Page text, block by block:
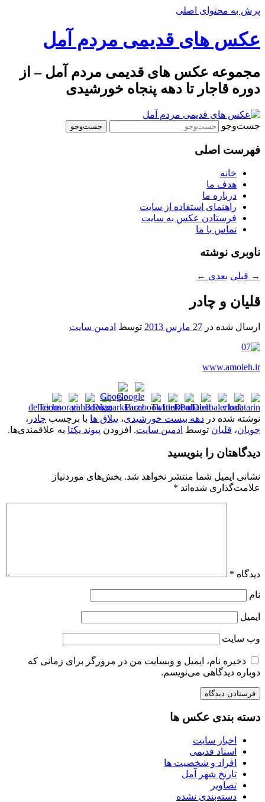
پرش به محتوای اصلی
عکس های قدیمی مردم آمل
مجموعه عکس های قدیمی مردم آمل – از
دوره قاجار تا دهه پنجاه خورشیدی
جست‌وجو
فهرست اصلی
خانه
هدف ما
درباره ما
راهنمای استفاده از سایت
فرستادن عکس به سایت
تماس با ما
ناوبری نوشته
→ قبلی بعدی ←
قلیان و چادر
ارسال شده در 27 مارس 2013 توسط ادمین سایت
www.amoleh.ir
نوشته شده در دهه بیست خورشیدی، ییلاق ها با برچسب چادر ،
چوپان، قلیان توسط ادمین سایت. افزودن پیوند یکتا به علاقمندی‌ها.
دیدگاهتان را بنویسید
نشانی ایمیل شما منتشر نخواهد شد. بخش‌های موردنیاز
علامت‌گذاری شده‌اند *
دیدگاه *
نام
ایمیل
وب‌ سایت
ذخیره نام، ایمیل و وبسایت من در مرورگر برای زمانی که
دوباره دیدگاهی می‌نویسم.
دسته بندی عکس ها
اخبار سایت
اسناد قدیمی
افراد و شخصیت ها
تاریخ شهر آمل
تصاویر
دسته‌بندی نشده